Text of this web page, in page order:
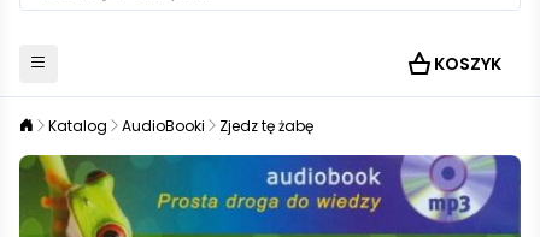
KOSZYK
Katalog AudioBooki Zjedz tę żabę